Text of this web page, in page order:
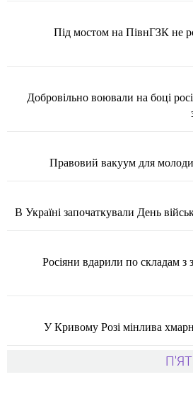
Під мостом на ПівнГЗК не
Добровільно воювали на боці
Правовий вакуум для
В Україні започаткували День
Росіяни вдарили по складам з
У Кривому Розі мінлива